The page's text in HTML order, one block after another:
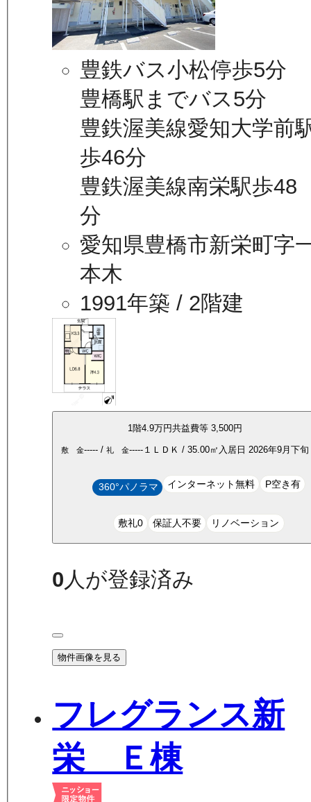
豊鉄バス小松停歩5分
豊橋駅までバス5分
豊鉄渥美線愛知大学前
歩46分
豊鉄渥美線南栄駅歩48
分
愛知県豊橋市新栄町字
本木
1991年築 / 2階建
1 階4.9万円共益費等 3,500円
敷 金-----/ 礼 金-----１ＬＤＫ / 35.00㎡ 入居日 2026年9月下旬
360°パノラマ インターネット無料 P空き有
敷礼0 保証人不要 リノベーション
0人が登録済み
物件画像を見る
フレグランス新
栄 Ｅ棟